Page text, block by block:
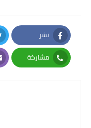
نشر
Facebook
مشاركة
Whatsapp